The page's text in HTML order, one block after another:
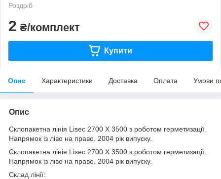
Роздріб
2 ₴/комплект
Купити
Опис Характеристики Доставка Оплата Умови
Опис
Склопакетна лінія Lisec 2700 X 3500 з роботом герметизації.
Напрямок із ліво на право. 2004 рік випуску.
Склопакетна лінія Lisec 2700 X 3500 з роботом герметизації.
Напрямок із ліво на право. 2004 рік випуску.
Склад лінії: